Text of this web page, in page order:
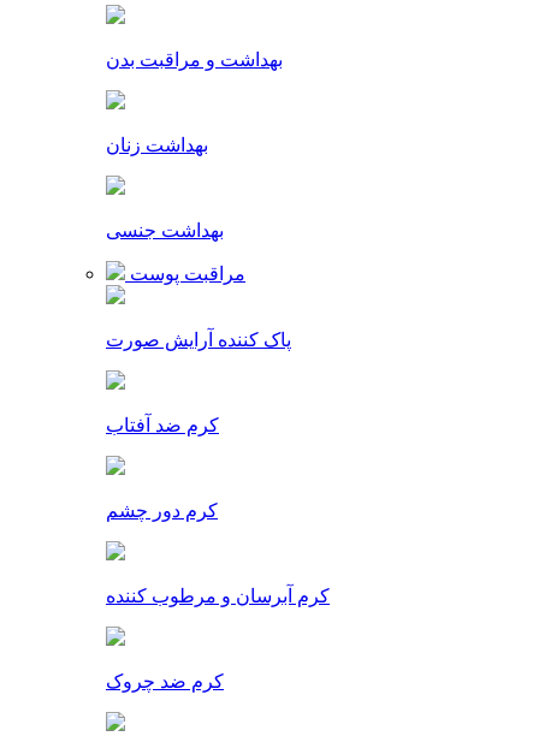
بهداشت و مراقبت بدن
بهداشت زنان
بهداشت جنسی
مراقبت پوست
پاک کننده آرایش صورت
کرم ضد آفتاب
کرم دور چشم
کرم آبرسان و مرطوب کننده
کرم ضد چروک